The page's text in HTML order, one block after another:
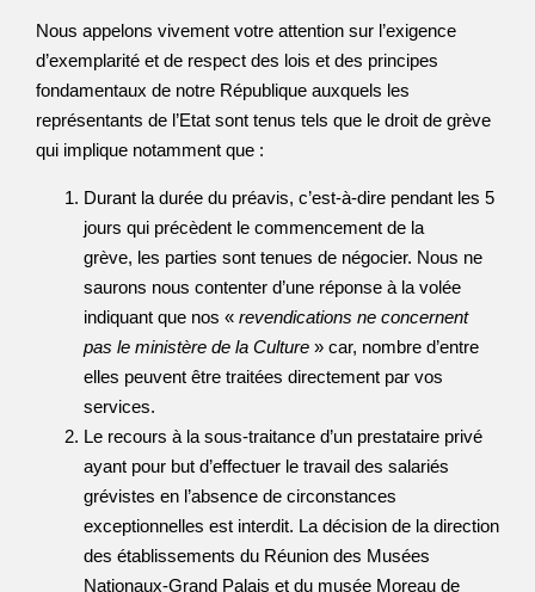
Nous appelons vivement votre attention sur l’exigence
d’exemplarité et de respect des lois et des principes
fondamentaux de notre République auxquels les
représentants de l’Etat sont tenus tels que le droit de grève
qui implique notamment que :
Durant la durée du préavis, c’est-à-dire pendant les 5
jours qui précèdent le commencement de la
grève, les parties sont tenues de négocier. Nous ne
saurons nous contenter d’une réponse à la volée
indiquant que nos « revendications ne concernent
pas le ministère de la Culture » car, nombre d’entre
elles peuvent être traitées directement par vos
services.
Le recours à la sous-traitance d’un prestataire privé
ayant pour but d’effectuer le travail des salariés
grévistes en l’absence de circonstances
exceptionnelles est interdit. La décision de la direction
des établissements du Réunion des Musées
Nationaux-Grand Palais et du musée Moreau de